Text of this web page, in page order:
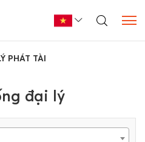
PHÁT TÀI
đại lý